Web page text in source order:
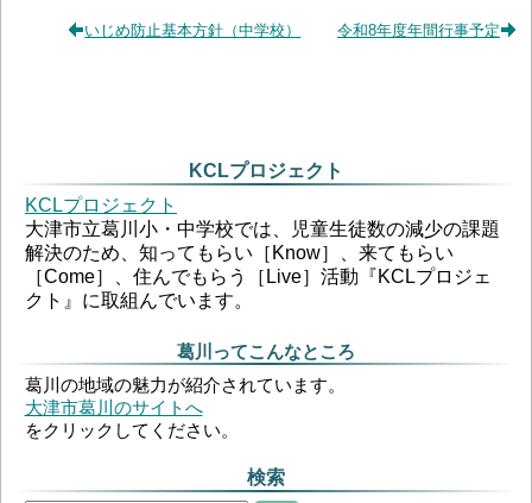
いじめ防止基本方針（中学校） 令和8年度年間行事予定
KCLプロジェクト
KCLプロジェクト
大津市立葛川小・中学校では、児童生徒数の減少の課題
解決のため、知ってもらい［Know］、来てもらい
［Come］、住んでもらう［Live］活動『KCLプロジェ
クト』に取組んでいます。
葛川ってこんなところ
葛川の地域の魅力が紹介されています。
大津市葛川のサイトへ
をクリックしてください。
検索